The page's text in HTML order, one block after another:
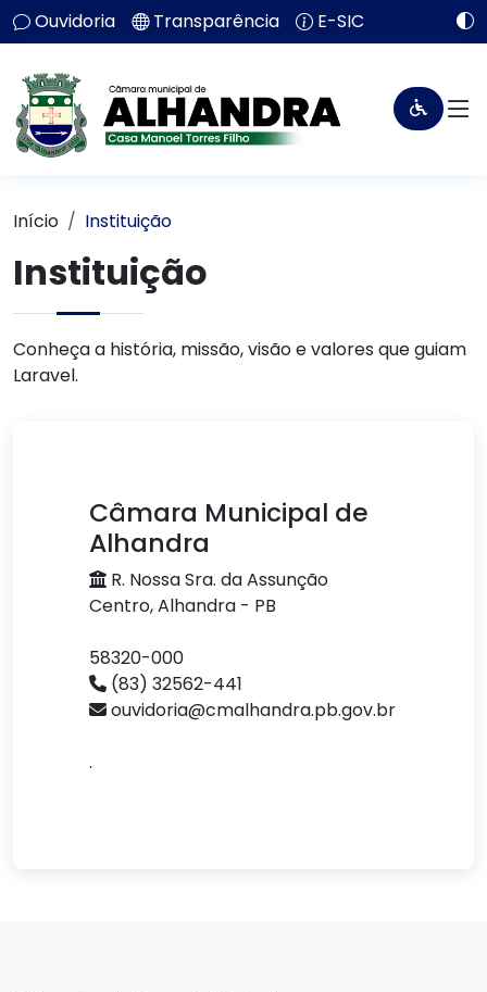
Ouvidoria Transparência E-SIC
Início Instituição
Instituição
Conheça a história, missão, visão e valores que guiam
Laravel.
Câmara Municipal de
Alhandra
R. Nossa Sra. da Assunção
Centro, Alhandra - PB
58320-000
(83) 32562-441
ouvidoria@cmalhandra.pb.gov.br
.